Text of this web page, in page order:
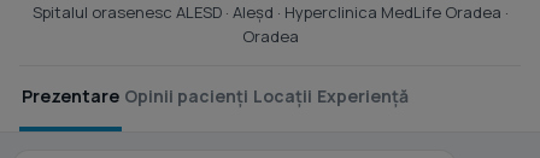
Spitalul orasenesc ALESD· Aleşd · Hyperclinica MedLife Oradea ·
Oradea
Prezentare Opinii pacienți Locații Experiență